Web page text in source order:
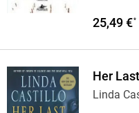
25,49 €*
Her
Linda